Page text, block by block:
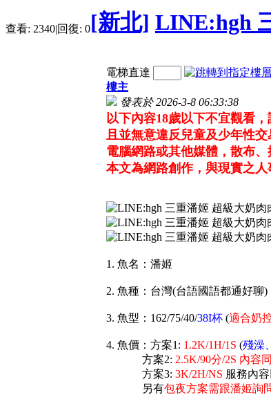
查看: 2340|回復: 0[新北] LINE:hgh
電梯直達
樓主
發表於 2026-3-8 06:33:38
以下內容18歲以下不宜觀看
且並無意違反兒童及少年性
電腦網路或其他媒體，散布
本文為網路創作，與現實之人
1. 魚名：潘姬
2. 魚種：台灣(台語國語都通好聊)
3. 魚型：162/75/40/38I杯 (適合奶
4. 魚價：方案1: 1.2K/1H/1S (殘澡
方案2: 2.5K/90分/2S 內容
方案3: 3K/2H/NS 服務內
另有包夜方案需跟潘姬詢